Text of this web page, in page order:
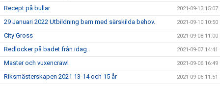
Recept på bullar 2021-09-13 15:07
29 Januari 2022 Utbildning barn med särskilda behov. 2021-09-10 10:50
City Gross 2021-09-08 11:00
Redlocker på badet från idag. 2021-09-07 14:41
Master och vuxencrawl 2021-09-06 16:49
Riksmästerskapen 2021 13-14 och 15 år 2021-09-06 11:51